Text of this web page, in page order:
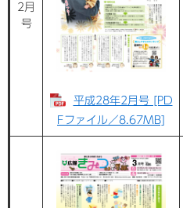
2月
号
平成28年2月号 [PD
Fファイル／8.67MB]